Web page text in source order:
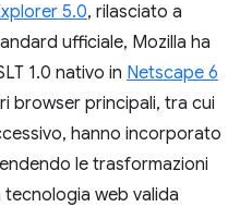
5.0, rilasciato a
ufficiale, Mozilla ha
1.0 nativo in Netscape 6
browser principali, tra cui
hanno incorporato
le trasformazioni
tecnologia web valida